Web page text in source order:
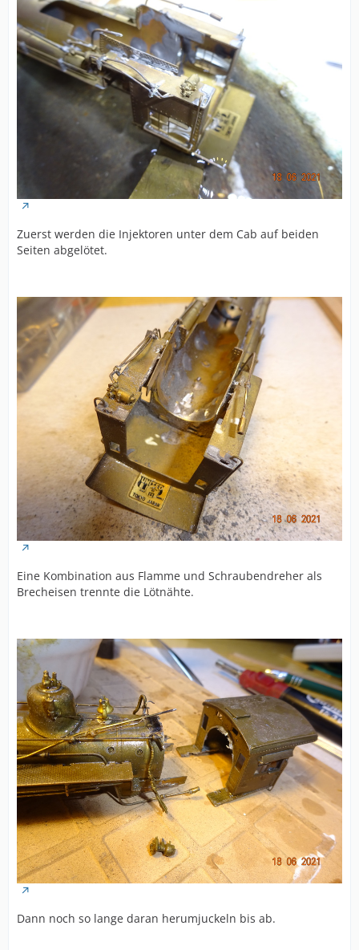
Zuerst werden die Injektoren unter dem Cab auf beiden
Seiten abgelötet.
Eine Kombination aus Flamme und Schraubendreher als
Brecheisen trennte die Lötnähte.
Dann noch so lange daran herumjuckeln bis ab.